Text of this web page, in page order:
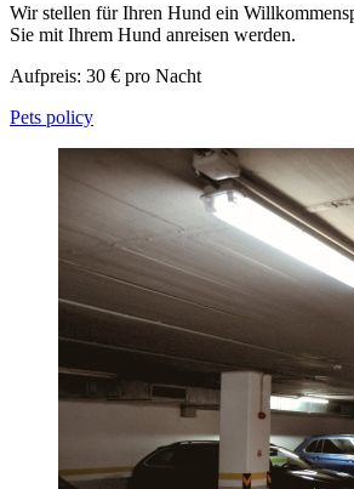
Wir stellen für Ihren Hund ein
Sie mit Ihrem Hund anreisen werden.
Aufpreis: 30 € pro Nacht
Pets policy